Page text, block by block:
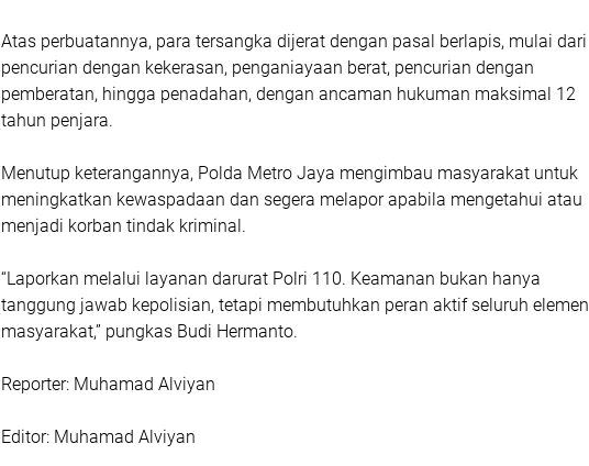
‎Atas perbuatannya, para tersangka dijerat dengan pasal berlapis, mulai dari
pencurian dengan kekerasan, penganiayaan berat, pencurian dengan
pemberatan, hingga penadahan, dengan ancaman hukuman maksimal 12
tahun penjara.
‎Menutup keterangannya, Polda Metro Jaya mengimbau masyarakat untuk
meningkatkan kewaspadaan dan segera melapor apabila mengetahui atau
menjadi korban tindak kriminal.
‎“Laporkan melalui layanan darurat Polri 110. Keamanan bukan hanya
tanggung jawab kepolisian, tetapi membutuhkan peran aktif seluruh elemen
masyarakat,” pungkas Budi Hermanto.
‎Reporter: Muhamad Alviyan
‎Editor: Muhamad Alviyan